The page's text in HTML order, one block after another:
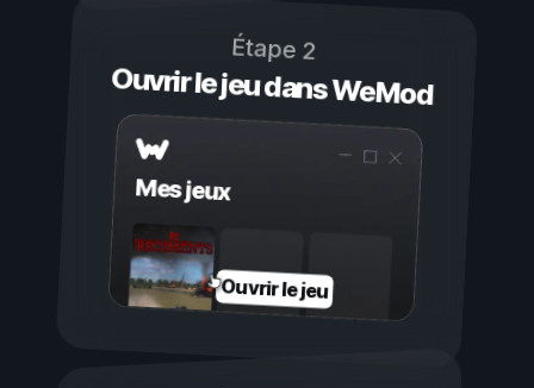
Étape 2
Ouvrir le jeu dans WeMod
Mes jeux
Ouvrir le jeu